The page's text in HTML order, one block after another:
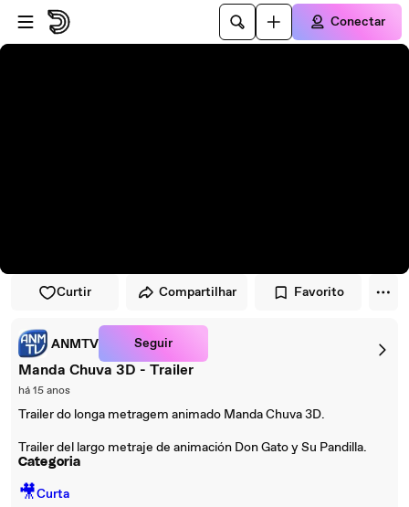
Pular para o player
Ir para o conteúdo principal
Conectar
Curtir Compartilhar Favorito
ANMTV Seguir
Manda Chuva 3D - Trailer
há 15 anos
Trailer do longa metragem animado Manda Chuva 3D.
Trailer del largo metraje de animación Don Gato y Su Pandilla.
Categoria
🎥Curta